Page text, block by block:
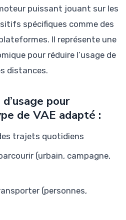
puissant jouant sur les
spécifiques comme des
Il représente une
pour réduire l’usage de
distances.
pour
de VAE adapté :
trajets quotidiens
(urbain, campagne,
(personnes,